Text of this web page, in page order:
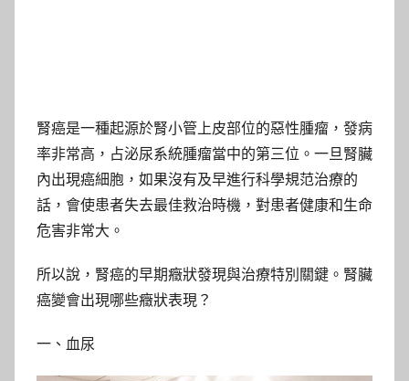
腎癌是一種起源於腎小管上皮部位的惡性腫瘤，發病
率非常高，占泌尿系統腫瘤當中的第三位。一旦腎臟
內出現癌細胞，如果沒有及早進行科學規范治療的
話，會使患者失去最佳救治時機，對患者健康和生命
危害非常大。
所以說，腎癌的早期癥狀發現與治療特別關鍵。腎臟
癌變會出現哪些癥狀表現？
一、血尿